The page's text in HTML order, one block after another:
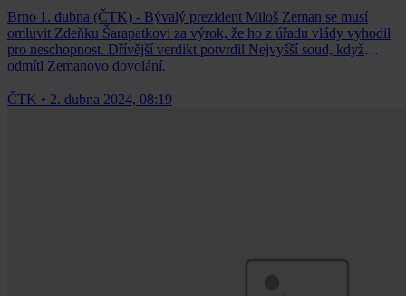
Brno 1. dubna (ČTK) - Bývalý prezident Miloš Zeman se musí
omluvit Zdeňku Šarapatkovi za výrok, že ho z úřadu vlády vyhodil
pro neschopnost. Dřívější verdikt potvrdil Nejvyšší soud, když
odmítl Zemanovo dovolání.
ČTK • 2. dubna 2024, 08:19